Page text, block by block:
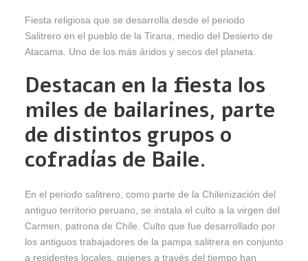
Fiesta religiosa que se desarrolla desde el periodo
Salitrero en el pueblo de la Tirana, medio del Desierto de
Atacama. Uno de los más áridos y secos del planeta.
Destacan en la fiesta los
miles de bailarines, parte
de distintos grupos o
cofradías de Baile.
En el periodo salitrero, como parte de la Chilenización del
antiguo territorio peruano, se instala el culto a la virgen del
Carmen, patrona de Chile. Culto que fue desarrollado por
los antiguos trabajadores de la pampa salitrera en conjunto
a residentes locales, quienes a través del tiempo han